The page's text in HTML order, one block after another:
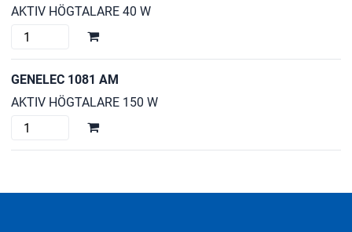
AKTIV HÖGTALARE 40 W
GENELEC
mängd
GENELEC 1081 AM
AKTIV HÖGTALARE 150 W
GENELEC